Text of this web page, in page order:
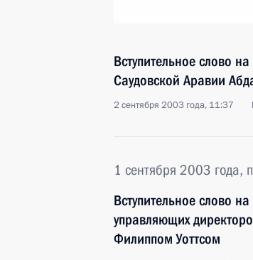
Вступительное слово
Саудовской Аравии
2 сентября 2003 года, 11:37
1 сентября 2003 года,
Вступительное слово
управляющих
Филиппом Уоттсом